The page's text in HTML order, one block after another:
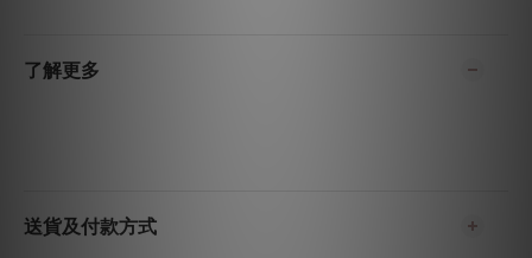
了解更多
送貨及付款方式